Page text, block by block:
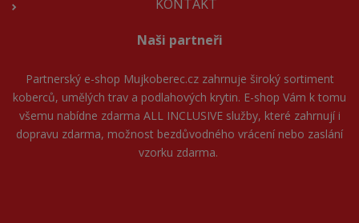
KONTAKT
Naši partneři
Partnerský e-shop Mujkoberec.czzahrnuje široký sortiment
koberců, umělých trav a podlahových krytin. E-shop Vám k tomu
všemu nabídne zdarma ALL INCLUSIVE služby, které zahrnují i
dopravu zdarma, možnost bezdůvodného vrácení nebo zaslání
vzorku zdarma.